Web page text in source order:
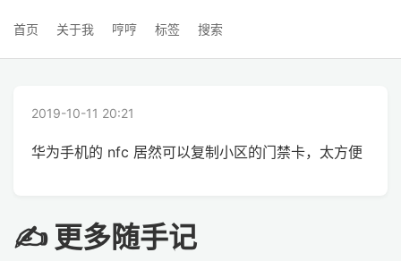
首页 关于我 哼哼 标签 搜索
2019-10-11 20:21
华为手机的 nfc 居然可以复制小区的门禁卡，太方便
✍ 更多随手记